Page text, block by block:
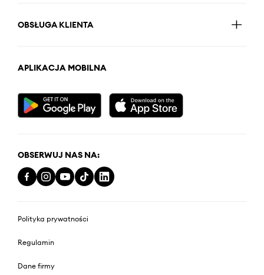
OBSŁUGA KLIENTA
APLIKACJA MOBILNA
OBSERWUJ NAS NA:
Polityka prywatności
Regulamin
Dane firmy